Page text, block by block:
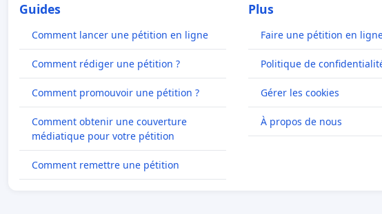
Guides
Comment lancer une pétition en ligne
Comment rédiger une pétition ?
Comment promouvoir une pétition ?
Comment obtenir une couverture
médiatique pour votre pétition
Comment remettre une pétition
Plus
Faire une pétition en
Politique de
Gérer les cookies
À propos de nous